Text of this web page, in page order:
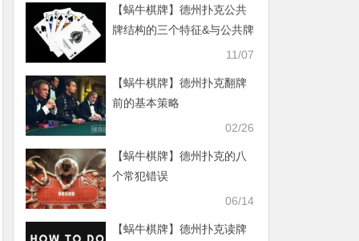
【蜗牛棋牌】德州扑克公共
牌结构的三个特征&与公共牌
11/07
【蜗牛棋牌】德州扑克翻牌
前的基本策略
02/26
【蜗牛棋牌】德州扑克的八
个常犯错误
06/14
【蜗牛棋牌】德州扑克读牌